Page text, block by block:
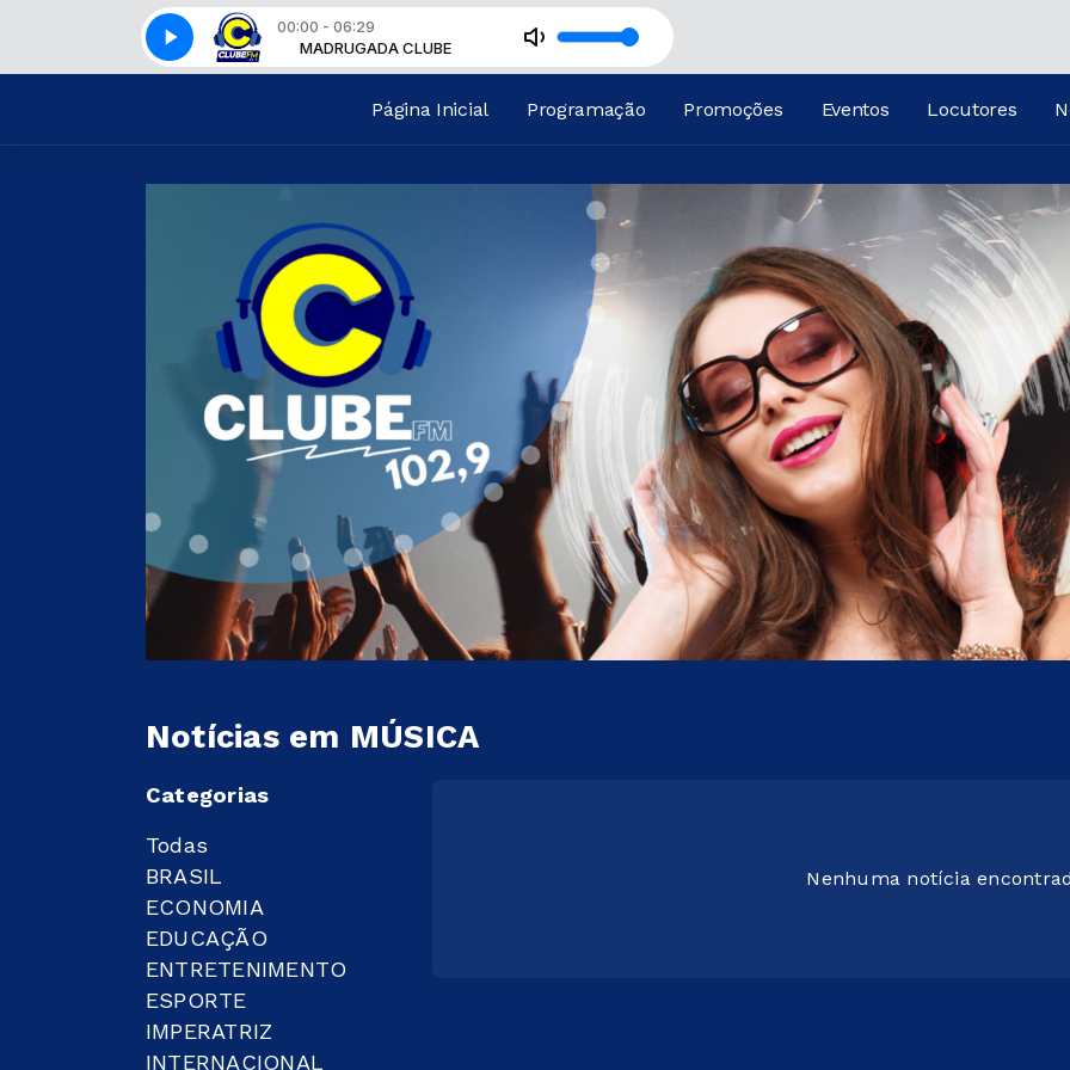
00:00 - 06:29
MADRUGADA CLUBE MADRUGADA CLUBE
Página Inicial Programação Promoções Eventos Locutores
Notícias em MÚSICA
Categorias
Todas
BRASIL
ECONOMIA
EDUCAÇÃO
ENTRETENIMENTO
ESPORTE
IMPERATRIZ
INTERNACIONAL
Nenhuma notícia